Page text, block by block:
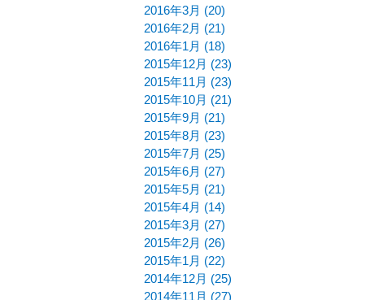
2016年3月 (20)
2016年2月 (21)
2016年1月 (18)
2015年12月 (23)
2015年11月 (23)
2015年10月 (21)
2015年9月 (21)
2015年8月 (23)
2015年7月 (25)
2015年6月 (27)
2015年5月 (21)
2015年4月 (14)
2015年3月 (27)
2015年2月 (26)
2015年1月 (22)
2014年12月 (25)
2014年11月 (27)